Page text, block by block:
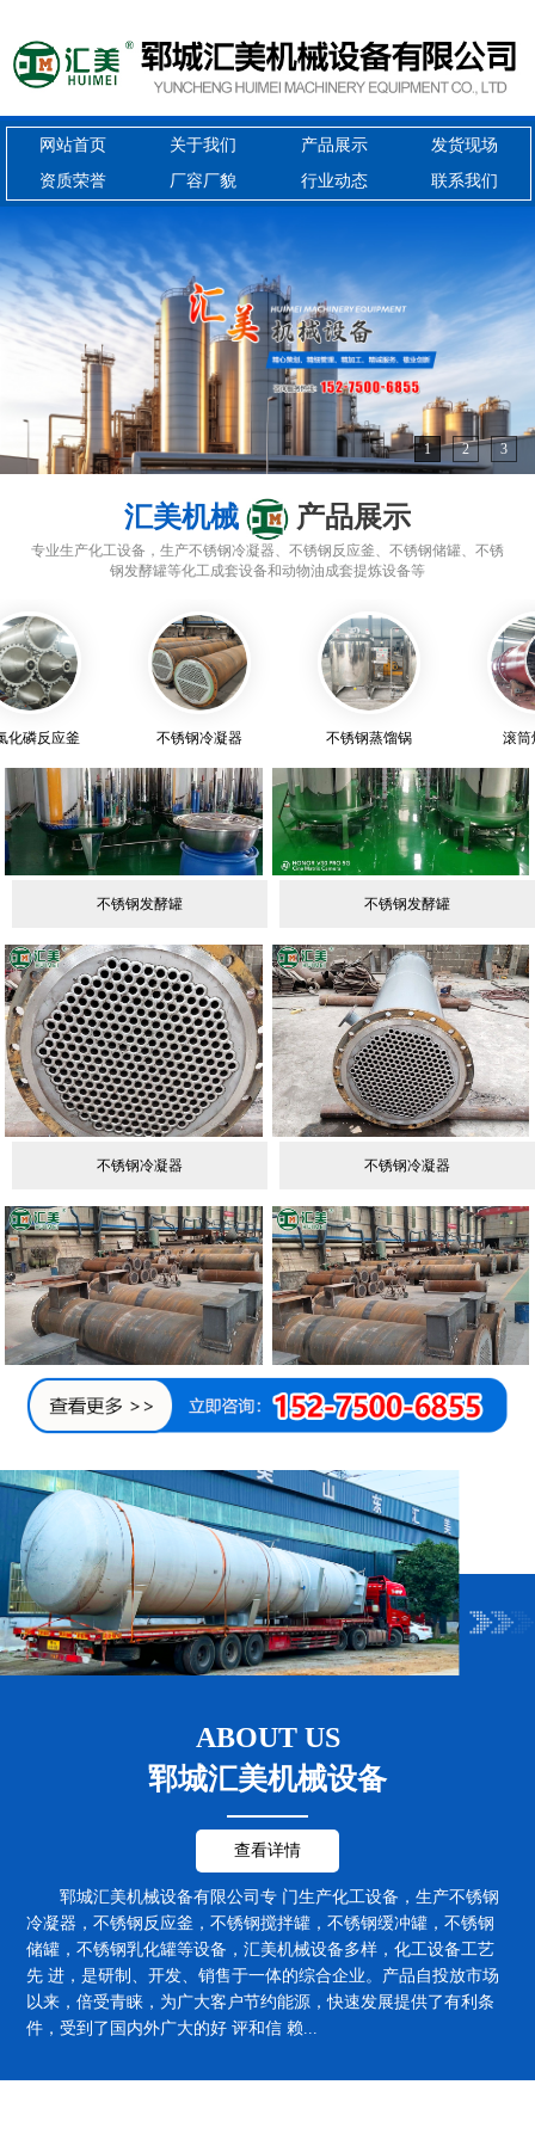
网站首页 关于我们 产品展示
发货现场
资质荣誉
厂容厂貌 行业动态 联系我们
2
汇美机械 产品展示
专业生产化工设备，生产不锈钢冷凝器、不锈钢反应釜、不锈钢储罐、不锈
钢发酵罐等化工成套设备和动物油成套提炼设备等
应釜 不锈钢冷凝器 不锈钢蒸馏锅 滚筒烘干机
不锈钢发酵罐
不锈钢发酵罐 不锈钢发酵罐
不锈钢冷凝器 不锈钢冷凝器
不锈钢冷凝器 不锈钢冷凝器
动物油破碎机 动物油破碎机
动物油破碎机 动物油破碎机
ABOUT US
郓城汇美机械设备
查看详情
郓城汇美机械设备有限公司专 门生产化工设备，生产不锈钢
冷凝器，不锈钢反应釜，不锈钢搅拌罐，不锈钢缓冲罐，不锈钢
以来，倍受青睐，为广大客户节约能源，快速发展提供了有利条
件，受到了国内外广大的好 评和信 赖...
汇美机械 厂容厂貌
专业生产化工设备，生产不锈钢冷凝器、不锈钢反应釜、不锈钢储罐、不锈
钢发酵罐等化工成套设备和动物油成套提炼设备等